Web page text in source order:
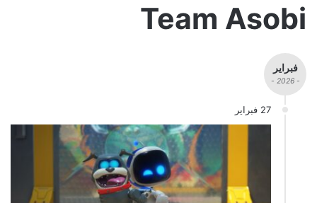
Team Asobi
فبراير
- 2026 -
27 فبراير